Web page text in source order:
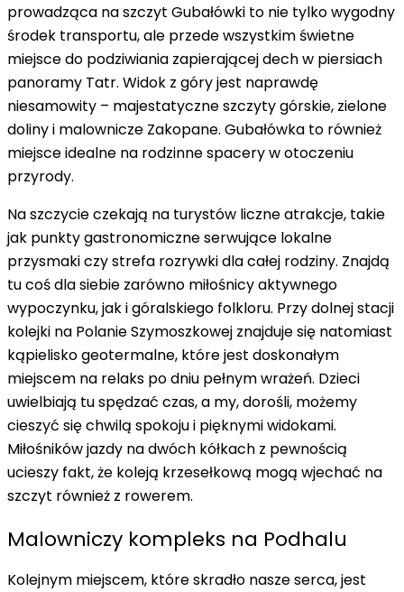
prowadząca na szczyt Gubałówki to nie tylko wygodny
środek transportu, ale przede wszystkim świetne
miejsce do podziwiania zapierającej dech w piersiach
panoramy Tatr. Widok z góry jest naprawdę
niesamowity – majestatyczne szczyty górskie, zielone
doliny i malownicze Zakopane. Gubałówka to również
miejsce idealne na rodzinne spacery w otoczeniu
przyrody.
Na szczycie czekają na turystów liczne atrakcje, takie
jak punkty gastronomiczne serwujące lokalne
przysmaki czy strefa rozrywki dla całej rodziny. Znajdą
tu coś dla siebie zarówno miłośnicy aktywnego
wypoczynku, jak igóralskiego folkloru. Przy dolnej stacji
kolejki na Polanie Szymoszkowej znajduje się natomiast
kąpielisko geotermalne, które jest doskonałym
miejscem na relaks po dniu pełnym wrażeń. Dzieci
uwielbiają tu spędzać czas, a my, dorośli, możemy
cieszyć się chwilą spokoju i pięknymi widokami.
Miłośników jazdy na dwóch kółkach z pewnością
ucieszy fakt, że koleją krzesełkową mogą wjechać na
szczyt również z rowerem.
Malowniczy kompleks na Podhalu
Kolejnym miejscem, które skradło nasze serca, jest